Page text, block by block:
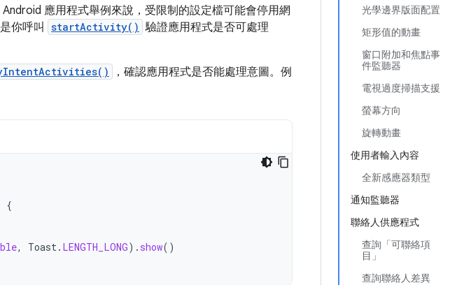
光學邊界版面配置
矩形值的動畫
窗口附加和焦點事
件監聽器
電視過度掃描支援
螢幕方向
旋轉動畫
使用者輸入內容
全新感應器類型
通知監聽器
聯絡人供應程式
查詢「可聯絡項
目」
查詢聯絡人差異
應用程式舉例來說，受限制的設定檔可能會停用網
你呼叫
startActivity() 驗證應用程式是否可處理
，確認應用程式是否能處理意圖。例
{
, Toast. LENGTH_LONG). show()